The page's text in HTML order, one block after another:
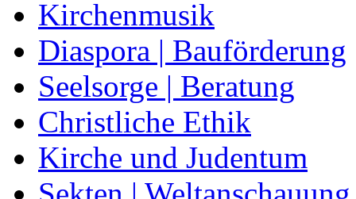
Kirchenmusik
Diaspora | Bauförderung
Seelsorge | Beratung
Christliche Ethik
Kirche und Judentum